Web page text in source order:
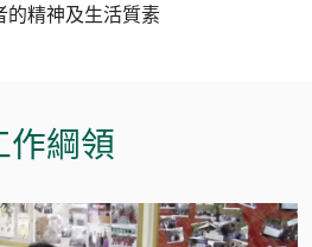
的精神及生活質素
作綱領